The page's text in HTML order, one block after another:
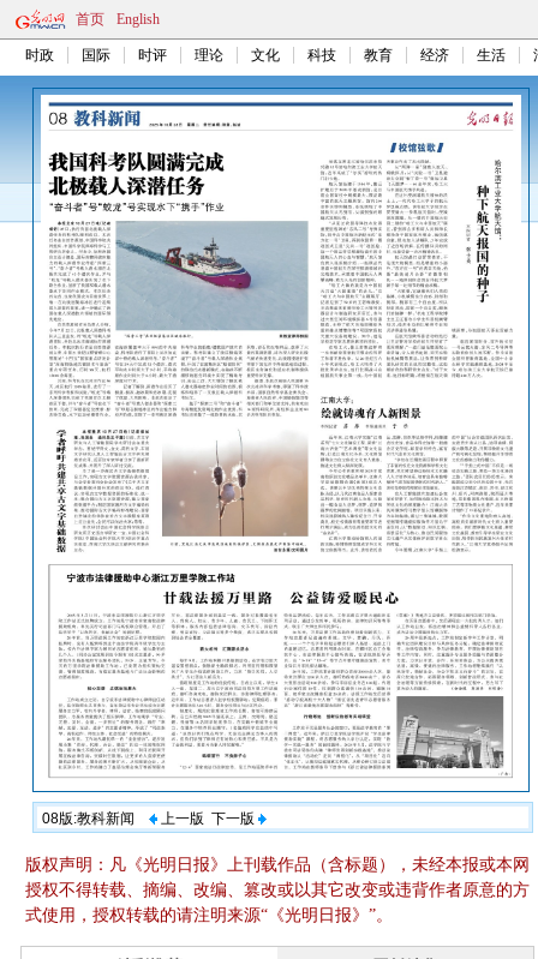
首页 English
时政 国际 时评 理论 文化 科技 教育 经济 生活
08版:教科新闻 上一版 下一版
版权声明：凡《光明日报》上刊载作品（含标题），未经本报或本网
授权不得转载、摘编、改编、篡改或以其它改变或违背作者原意的方
式使用，授权转载的请注明来源“《光明日报》”。